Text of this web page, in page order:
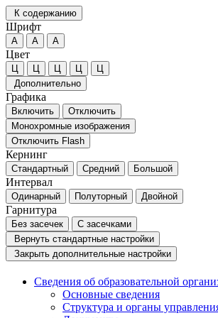
К содержанию
Шрифт
А А А
Цвет
Ц Ц Ц Ц
Ц
Дополнительно
Графика
Включить
Отключить
Монохромные изображения
Отключить Flash
Кернинг
Стандартный Средний Большой
Интервал
Одинарный Полуторный Двойной
Гарнитура
Без засечек
С засечками
Вернуть стандартные настройки
Закрыть дополнительные настройки
Сведения об образовательной
Основные сведения
Структура и органы